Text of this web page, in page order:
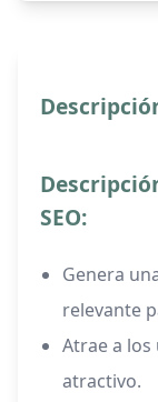
SEO:
Genera
relevante
Atrae a
atractivo.